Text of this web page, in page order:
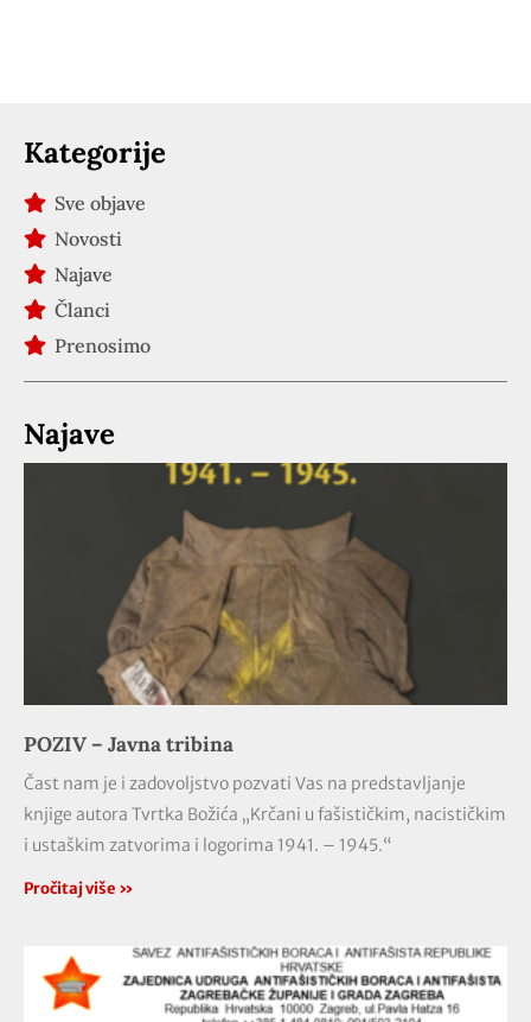
Kategorije
Sve objave
Novosti
Najave
Članci
Prenosimo
Najave
POZIV – Javna tribina
Čast nam je i zadovoljstvo pozvati Vas na predstavljanje
knjige autora Tvrtka Božića „Krčani u fašističkim, nacističkim
i ustaškim zatvorima i logorima 1941. – 1945.“
Pročitaj više »